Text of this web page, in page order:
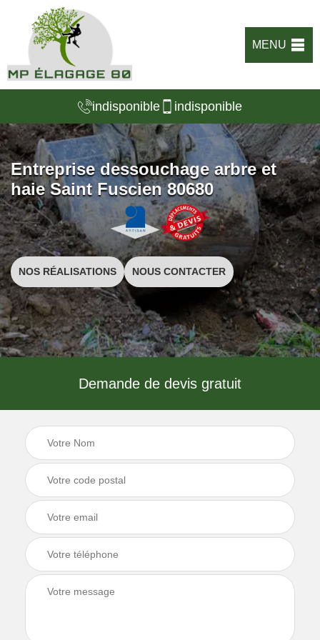
MENU
indisponible indisponible
Entreprise dessouchage arbre et
haie Saint Fuscien 80680
NOS RÉALISATIONS NOUS CONTACTER
Demande de devis gratuit